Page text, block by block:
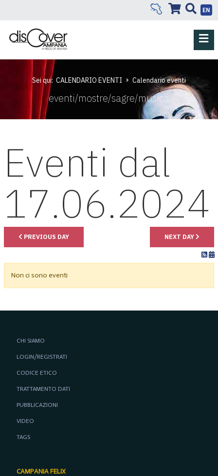
EN
Sei qui: CALENDARIO EVENTI Calendario eventi
eventi/mostre/sagre/musica
Eventi dal
17.06.2024
PREVIOUS DAY NEXT DAY
Non ci sono eventi
CHI SIAMO
LOGIN/REGISTRATI
CODICE ETICO
TRATTAMENTO DATI
PUBBLICAZIONI
VIDEO
TAGS
CAMPANIA FELIX